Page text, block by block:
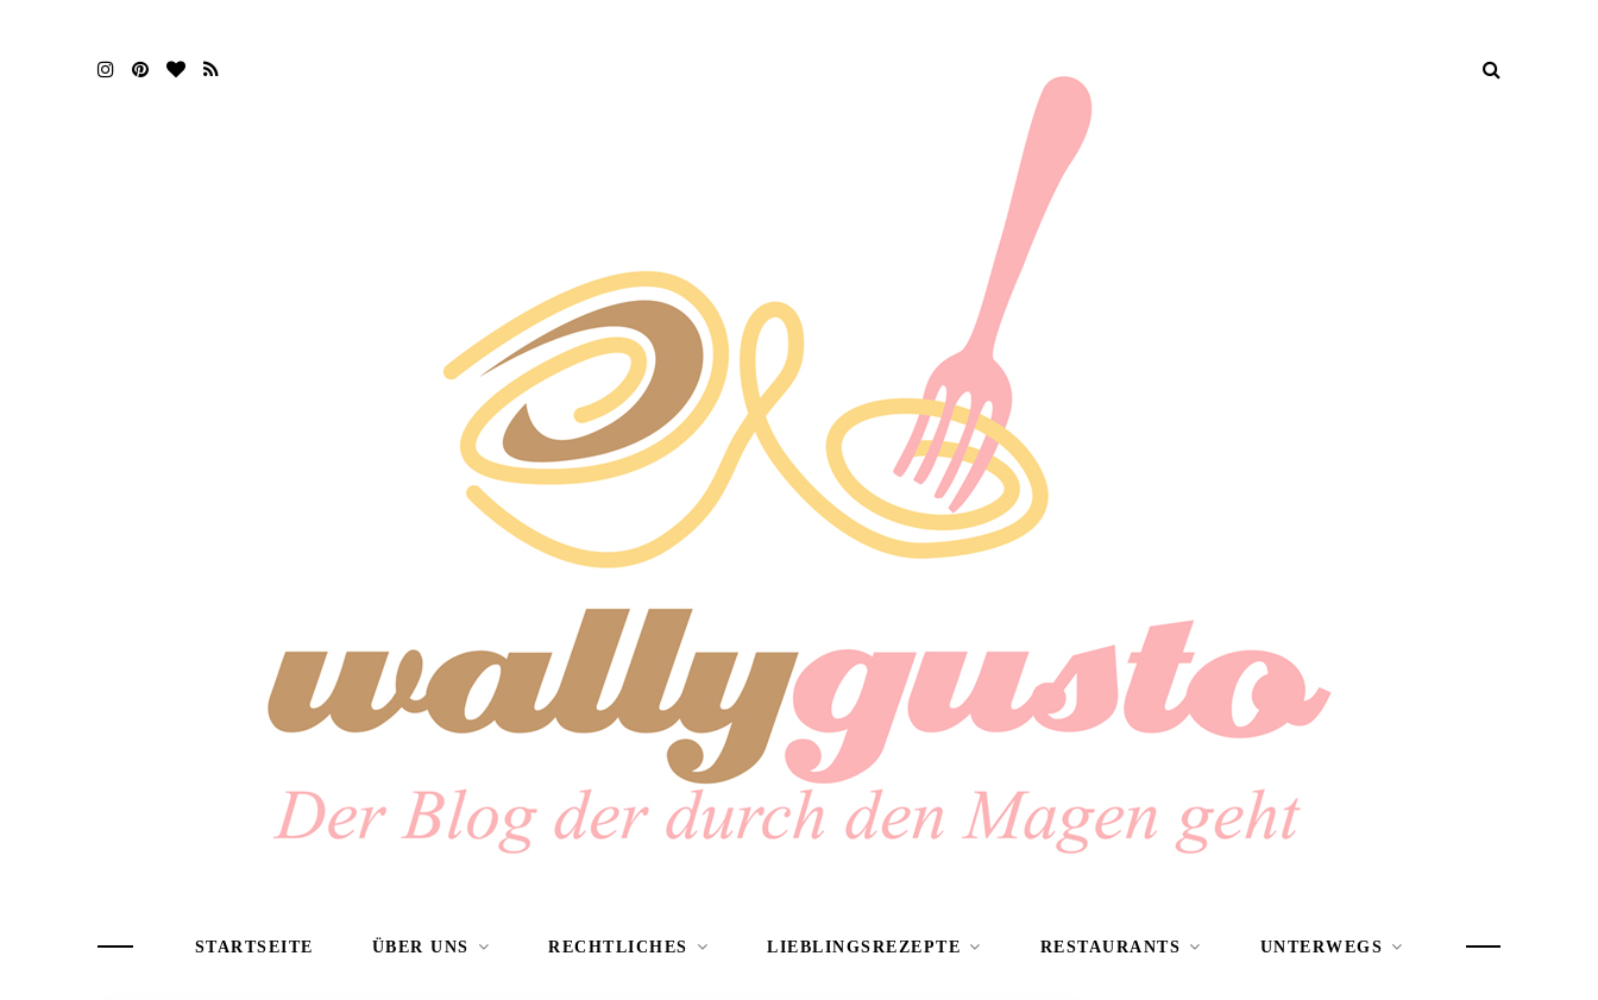
STARTSEITE ÜBER UNS RECHTLICHES LIEBLINGSREZEPTE RESTAURANTS UNTERWEGS